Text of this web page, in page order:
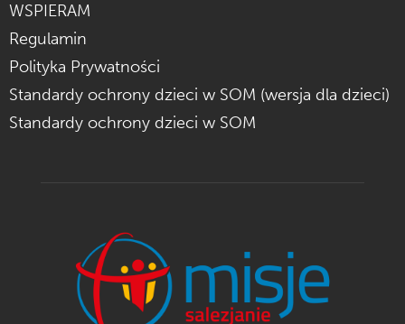
WSPIERAM
Regulamin
Polityka Prywatności
Standardy ochrony dzieci w SOM (wersja dla dzieci)
Standardy ochrony dzieci w SOM